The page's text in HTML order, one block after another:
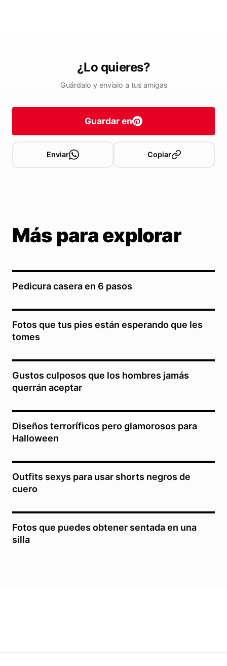
¿Lo quieres?
Guárdalo y envíalo a tus amigas
Guardar en
Enviar Copiar
Más para explorar
Pedicura casera en 6 pasos
Fotos que tus pies están esperando que les
tomes
Gustos culposos que los hombres jamás
querrán aceptar
Diseños terroríficos pero glamorosos para
Halloween
Outfits sexys para usar shorts negros de
cuero
Fotos que puedes obtener sentada en una
silla